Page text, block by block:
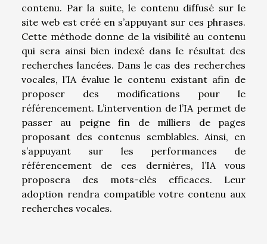
contenu. Par la suite, le contenu diffusé sur le
site web est créé en s’appuyant sur ces phrases.
Cette méthode donne de la visibilité au contenu
qui sera ainsi bien indexé dans le résultat des
recherches lancées. Dans le cas des recherches
vocales, l’IA évalue le contenu existant afin de
proposer des modifications pour le
référencement. L’intervention de l’IA permet de
passer au peigne fin de milliers de pages
proposant des contenus semblables. Ainsi, en
s’appuyant sur les performances de
référencement de ces dernières, l’IA vous
proposera des mots-clés efficaces. Leur
adoption rendra compatible votre contenu aux
recherches vocales.